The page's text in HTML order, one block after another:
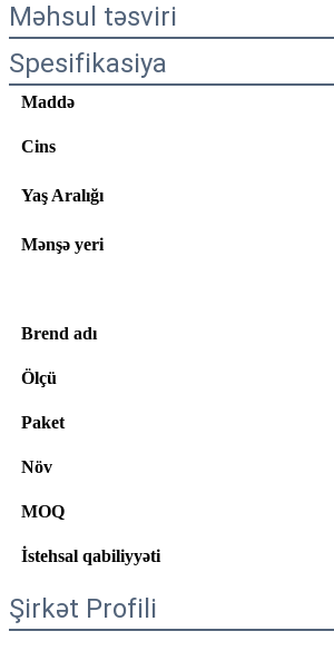
Məhsul təsviri
Spesifikasiya
Maddə
Cins
Yaş Aralığı
Mənşə yeri
Brend adı
Ölçü
Paket
Növ
MOQ
İstehsal qabiliyyəti
Şirkət Profili